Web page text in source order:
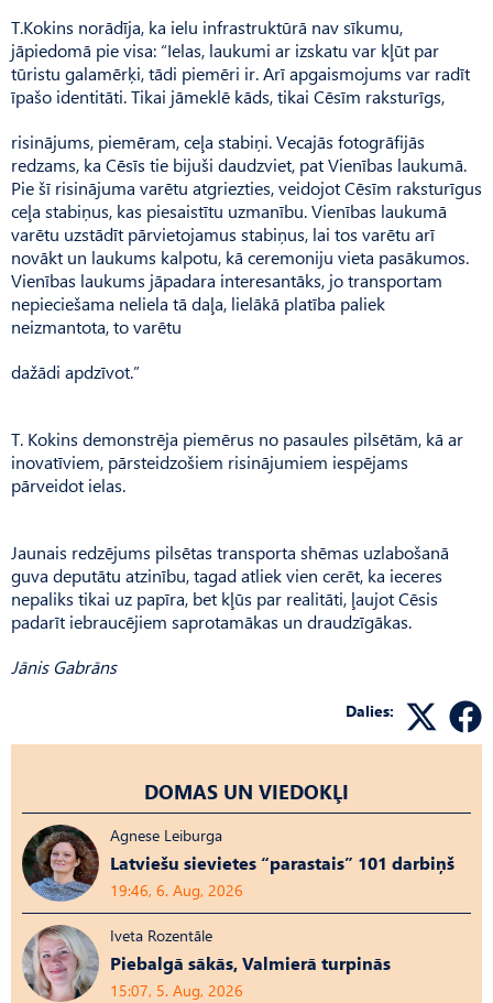
T.Kokins norādīja, ka ielu infrastruktūrā nav sīkumu,
jāpiedomā pie visa: “Ielas, laukumi ar izskatu var kļūt par
tūristu galamērķi, tādi piemēri ir. Arī apgaismojums var radīt
īpašo identitāti. Tikai jāmeklē kāds, tikai Cēsīm raksturīgs,
risinājums, piemēram, ceļa stabiņi. Vecajās fotogrāfijās
redzams, ka Cēsīs tie bijuši daudzviet, pat Vienības laukumā.
Pie šī risinājuma varētu atgriezties, veidojot Cēsīm raksturīgus
ceļa stabiņus, kas piesaistītu uzmanību. Vienības laukumā
varētu uzstādīt pārvietojamus stabiņus, lai tos varētu arī
novākt un laukums kalpotu, kā ceremoniju vieta pasākumos.
Vienības laukums jāpadara interesantāks, jo transportam
nepieciešama neliela tā daļa, lielākā platība paliek
neizmantota, to varētu
dažādi apdzīvot.”
T. Kokins demonstrēja piemērus no pasaules pilsētām, kā ar
inovatīviem, pārsteidzošiem risinājumiem iespējams
pārveidot ielas.
Jaunais redzējums pilsētas transporta shēmas uzlabošanā
guva deputātu atzinību, tagad atliek vien cerēt, ka ieceres
nepaliks tikai uz papīra, bet kļūs par realitāti, ļaujot Cēsis
padarīt iebraucējiem saprotamākas un draudzīgākas.
Jānis Gabrāns
Dalies:
DOMAS UN VIEDOKĻI
Agnese Leiburga
Latviešu sievietes “parastais” 101 darbiņš
19:46, 6. Aug, 2026
Iveta Rozentāle
Piebalgā sākās, Valmierā turpinās
15:07, 5. Aug, 2026